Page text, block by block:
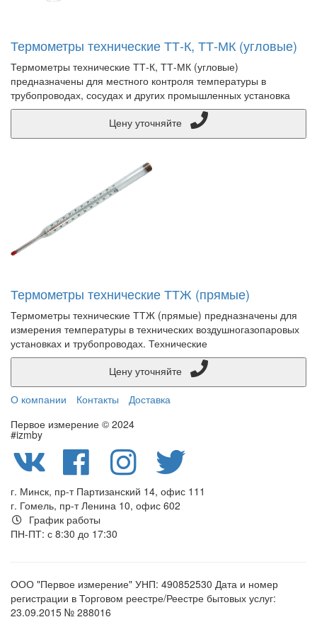
Термометры технические ТТ-К, ТТ-МК (угловые)
Термометры технические ТТ-К, ТТ-МК (угловые)
предназначены для местного контроля температуры в
трубопроводах, сосудах и других промышленных установка
Термометры технические ТТЖ (прямые)
Термометры технические ТТЖ (прямые) предназначены для
измерения температуры в технических воздушногазопаровых
установках и трубопроводах. Технические
О компании
Контакты
Доставка
Первое измерение © 2024
#izmby
г. Минск, пр-т Партизанский 14, офис 111
г. Гомель, пр-т Ленина 10, офис 602
График работы
ПН-ПТ: с 8:30 до 17:30
ООО "Первое измерение" УНП: 490852530 Дата и номер
регистрации в Торговом реестре/Реестре бытовых услуг:
23.09.2015 № 288016